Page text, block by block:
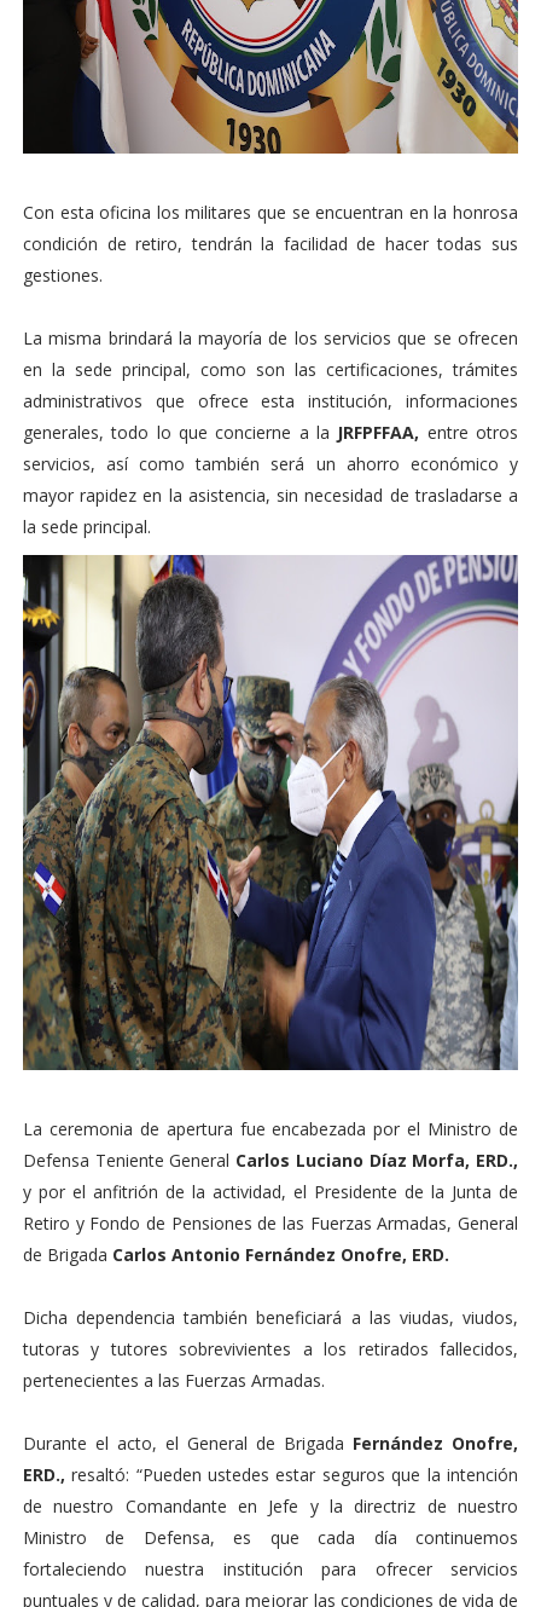
Con esta oficina los militares que se encuentran en la honrosa
condición de retiro, tendrán la facilidad de hacer todas sus
gestiones.
La misma brindará la mayoría de los servicios que se ofrecen
en la sede principal, como son las certificaciones, trámites
administrativos que ofrece esta institución, informaciones
generales, todo lo que concierne a la JRFPFFAA, entre otros
servicios, así como también será un ahorro económico y
mayor rapidez en la asistencia, sin necesidad de trasladarse a
la sede principal.
La ceremonia de apertura fue encabezada por el Ministro de
Defensa Teniente General Carlos Luciano Díaz Morfa, ERD.,
y por el anfitrión de la actividad, el Presidente de la Junta de
Retiro y Fondo de Pensiones de las Fuerzas Armadas, General
de Brigada Carlos Antonio Fernández Onofre, ERD.
Dicha dependencia también beneficiará a las viudas, viudos,
tutoras y tutores sobrevivientes a los retirados fallecidos,
pertenecientes a las Fuerzas Armadas.
Durante el acto, el General de Brigada Fernández Onofre,
ERD., resaltó: “Pueden ustedes estar seguros que la intención
de nuestro Comandante en Jefe y la directriz de nuestro
Ministro de Defensa, es que cada día continuemos
fortaleciendo nuestra institución para ofrecer servicios
puntuales y de calidad, para mejorar las condiciones de vida de